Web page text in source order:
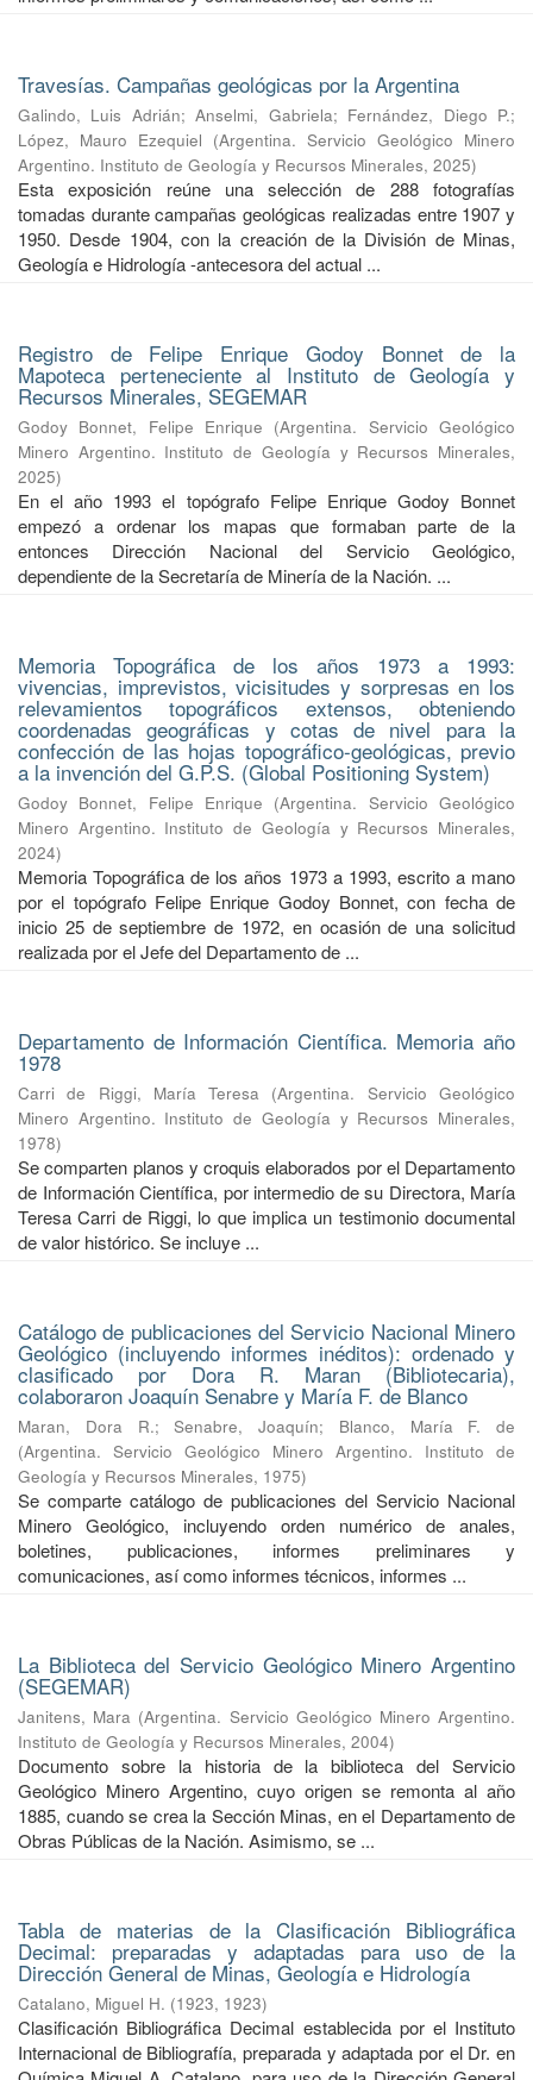
Travesías. Campañas geológicas por la Argentina
Galindo, Luis Adrián;Anselmi, Gabriela; Fernández, Diego P.;
López, Mauro Ezequiel (Argentina. Servicio Geológico Minero
Argentino. Instituto de Geología y Recursos Minerales, 2025)
Esta exposición reúne una selección de 288 fotografías
tomadas durante campañas geológicas realizadas entre 1907 y
1950. Desde 1904, con la creación de la División de Minas,
Geología e Hidrología -antecesora del actual ...
Registro de Felipe Enrique Godoy Bonnet de la
Mapoteca perteneciente al Instituto de Geología y
Recursos Minerales, SEGEMAR
Godoy Bonnet, Felipe Enrique (Argentina. Servicio Geológico
Minero Argentino. Instituto de Geología y Recursos Minerales,
2025)
En el año 1993 el topógrafo Felipe Enrique Godoy Bonnet
empezó a ordenar los mapas que formaban parte de la
entonces Dirección Nacional del Servicio Geológico,
dependiente de la Secretaría de Minería de la Nación. ...
Memoria Topográfica de los años 1973 a 1993:
vivencias, imprevistos, vicisitudes y sorpresas en los
relevamientos topográficos extensos, obteniendo
coordenadas geográficas y cotas de nivel para la
confección de las hojas topográfico-geológicas, previo
a la invención del G.P.S. (Global Positioning System)
Godoy Bonnet, Felipe Enrique (Argentina. Servicio Geológico
Minero Argentino. Instituto de Geología y Recursos Minerales,
2024)
Memoria Topográfica de los años 1973 a 1993, escrito a mano
por el topógrafo Felipe Enrique Godoy Bonnet, con fecha de
inicio 25 de septiembre de 1972, en ocasión de una solicitud
realizada por el Jefe del Departamento de ...
Departamento de Información Científica. Memoria año
1978
Carri de Riggi, María Teresa (Argentina. Servicio Geológico
Minero Argentino. Instituto de Geología y Recursos Minerales,
1978)
Se comparten planos y croquis elaborados por el Departamento
de Información Científica, por intermedio de su Directora, María
Teresa Carri de Riggi, lo que implica un testimonio documental
de valor histórico. Se incluye ...
Catálogo de publicaciones del Servicio Nacional Minero
Geológico (incluyendo informes inéditos): ordenado y
clasificado por Dora R. Maran (Bibliotecaria),
colaboraron Joaquín Senabre y María F. de Blanco
Maran, Dora R.;Senabre, Joaquín; Blanco, María F. de
(Argentina. Servicio Geológico Minero Argentino. Instituto de
Geología y Recursos Minerales, 1975)
Se comparte catálogo de publicaciones del Servicio Nacional
Minero Geológico, incluyendo orden numérico de anales,
boletines, publicaciones, informes preliminares y
comunicaciones, así como informes técnicos, informes ...
La Biblioteca del Servicio Geológico Minero Argentino
(SEGEMAR)
Janitens, Mara (Argentina. Servicio Geológico Minero Argentino.
Instituto de Geología y Recursos Minerales, 2004)
Documento sobre la historia de la biblioteca del Servicio
Geológico Minero Argentino, cuyo origen se remonta al año
1885, cuando se crea la Sección Minas, en el Departamento de
Obras Públicas de la Nación. Asimismo, se ...
Tabla de materias de la Clasificación Bibliográfica
Decimal: preparadas y adaptadas para uso de la
Dirección General de Minas, Geología e Hidrología
Catalano, Miguel H. (1923, 1923)
Clasificación Bibliográfica Decimal establecida por el Instituto
Internacional de Bibliografía, preparada y adaptada por el Dr. en